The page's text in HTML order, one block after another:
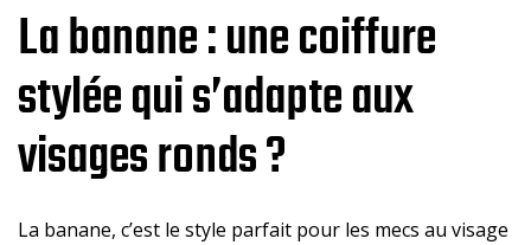
La banane : une coiffure
stylée qui s’adapte aux
visages ronds ?
La banane, c’est le style parfait pour les mecs au visage